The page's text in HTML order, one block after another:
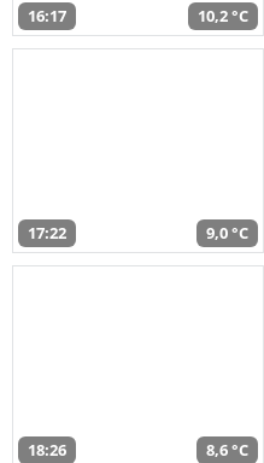
16:17 10,2 °C
17:22 9,0 °C
18:26 8,6 °C